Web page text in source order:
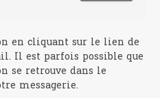
en cliquant sur le lien de
Il est parfois possible que
se retrouve dans le
messagerie.